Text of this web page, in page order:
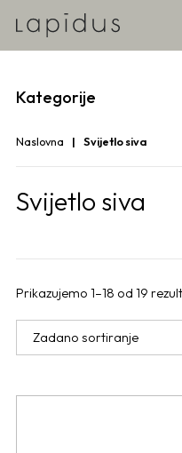
Kategorije
Naslovna Svijetlo siva
Svijetlo siva
Prikazujemo 1–18 od 19